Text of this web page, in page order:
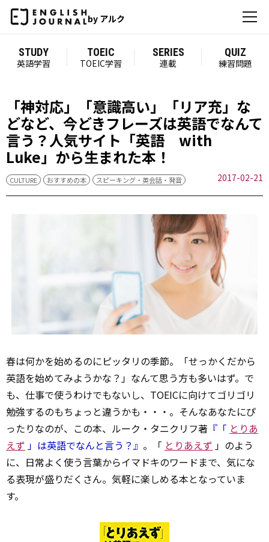
by アルク
STUDY
英語学習
TOEIC
TOEIC学習
SERIES
連載
QUIZ
練習問題
「神対応」「意識高い」「リア充」な
どなど、今どきフレーズは英語でなんて
言う？人気サイト「英語 with
Luke」から生まれた本！
CULTURE おすすめの本 スピーキング・英会話・発音 2017-02-21
春は何かを始めるのにピッタリの季節。「せっかくだから
英語を始めてみようかな？」なんて思う方も多いはず。で
も、仕事で使うわけでもないし、TOEICに向けてゴリゴリ
勉強するのもちょっと違うかも・・・。そんなあなたにぴ
ったりなのが、この本、ルーク・タニクリフ著 『「 とりあ
えず 」は英語でなんと言う？』 。「 とりあえず 」のよう
に、日常よく使う言葉からイマドキのワードまで、気にな
る表現が盛りだくさん。気軽に楽しめる本となっていま
す。